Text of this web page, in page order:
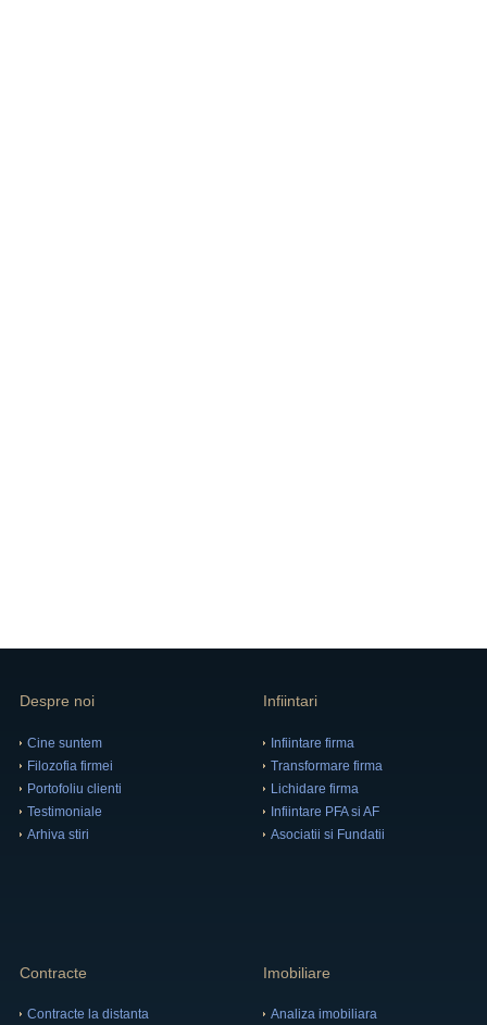
Despre noi
Cine suntem
Filozofia firmei
Portofoliu clienti
Testimoniale
Arhiva stiri
Infiintari
Infiintare firma
Transformare firma
Lichidare firma
Infiintare PFA si AF
Asociatii si Fundatii
Contracte
Contracte la distanta
Imobiliare
Analiza imobiliara